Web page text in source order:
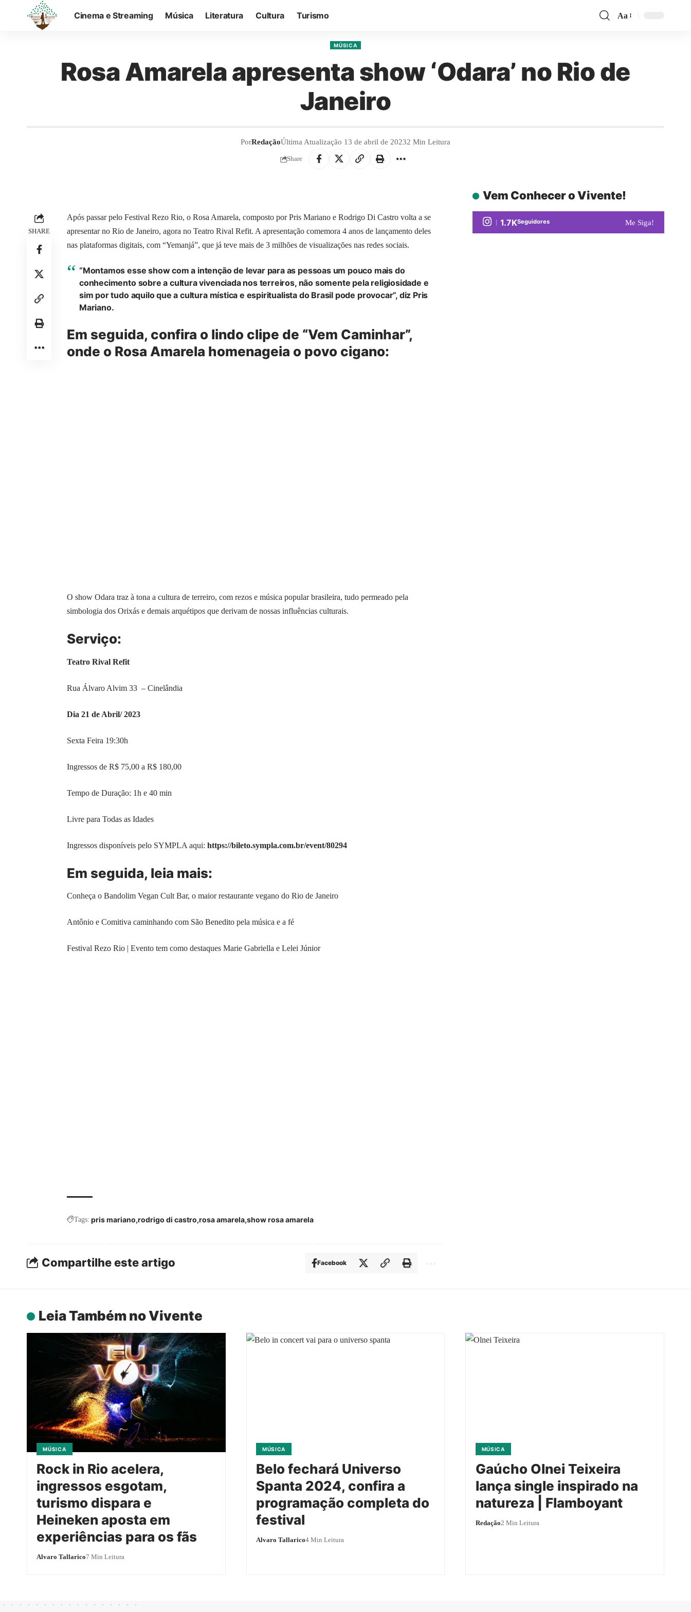
Cinema e Streaming Música Literatura Cultura Turismo Aa
MÚSICA
Rosa Amarela apresenta show ‘Odara’ no Rio de
Janeiro
PorRedaçãoÚltima Atualização 13 de abril de 20232 Min Leitura
Share
SHARE
Após passar pelo Festival Rezo Rio, o Rosa Amarela, composto por Pris Mariano e Rodrigo Di Castro volta a se
apresentar no Rio de Janeiro, agora no Teatro Rival Refit. A apresentação comemora 4 anos de lançamento deles
nas plataformas digitais, com “Yemanjá”, que já teve mais de 3 milhões de visualizações nas redes sociais.
“Montamos esse show com a intenção de levar para as pessoas um pouco mais do
conhecimento sobre a cultura vivenciada nos terreiros, não somente pela religiosidade e
sim por tudo aquilo que a cultura mística e espiritualista do Brasil pode provocar”, diz Pris
Mariano.
Em seguida, confira o lindo clipe de “Vem Caminhar”,
onde o Rosa Amarela homenageia o povo cigano:
O show Odara traz à tona a cultura de terreiro, com rezos e música popular brasileira, tudo permeado pela
simbologia dos Orixás e demais arquétipos que derivam de nossas influências culturais.
Serviço:
Teatro Rival Refit
Rua Álvaro Alvim 33 – Cinelândia
Dia 21 de Abril/ 2023
Sexta Feira 19:30h
Ingressos de R$ 75,00 a R$ 180,00
Tempo de Duração: 1h e 40 min
Livre para Todas as Idades
Ingressos disponíveis pelo SYMPLA aqui: https://bileto.sympla.com.br/event/80294
Em seguida, leia mais:
Conheça o Bandolim Vegan Cult Bar, o maior restaurante vegano do Rio de Janeiro
Antônio e Comitiva caminhando com São Benedito pela música e a fé
Festival Rezo Rio | Evento tem como destaques Marie Gabriella e Lelei Júnior
Tags: pris mariano rodrigo di castro rosa amarela show rosa amarela
Compartilhe este artigo Facebook
Vem Conhecer o Vivente!
1.7KSeguidores Me Siga!
Leia Também no Vivente
MÚSICA
Rock in Rio acelera,
ingressos esgotam,
turismo dispara e
Heineken aposta em
experiências para os fãs
Alvaro Tallarico7 Min Leitura
MÚSICA
Belo fechará Universo
Spanta 2024, confira a
programação completa do
festival
Alvaro Tallarico4 Min Leitura
MÚSICA
Gaúcho Olnei Teixeira
lança single inspirado na
natureza | Flamboyant
Redação2 Min Leitura